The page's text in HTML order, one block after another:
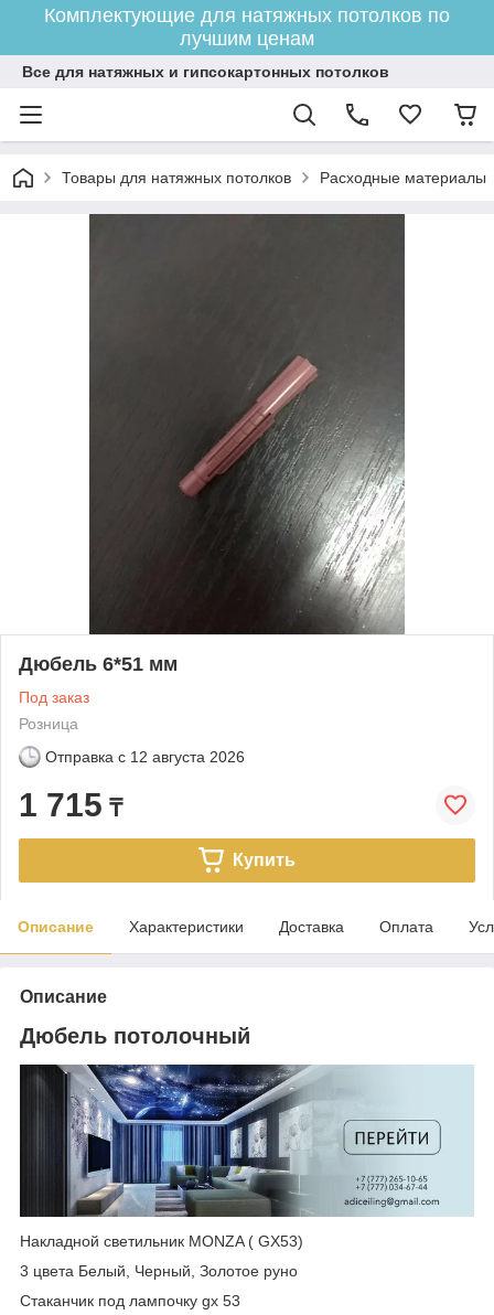
Комплектующие для натяжных потолков по
лучшим ценам
Все для натяжных и гипсокартонных потолков
Товары для натяжных потолков Расходные материалы
Дюбель 6*51 мм
Под заказ
Розница
Отправка с 12 августа 2026
1 715 ₸
Купить
Описание Характеристики Доставка Оплата
Описание
Дюбель потолочный
Накладной светильник MONZA ( GX53)
3 цвета Белый, Черный, Золотое руно
Стаканчик под лампочку gx 53